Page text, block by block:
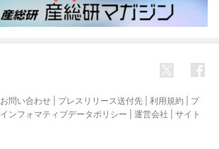
お問い合わせ プレスリリース送付先 利用規約
プ
インフォマティブデータポリシー 運営会社
サイト